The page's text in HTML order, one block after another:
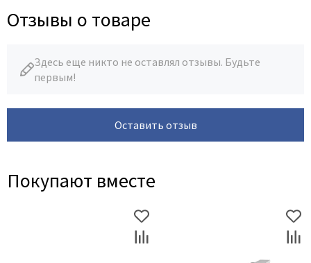
Отзывы о товаре
Здесь еще никто не оставлял отзывы. Будьте
первым!
Оставить отзыв
Покупают вместе